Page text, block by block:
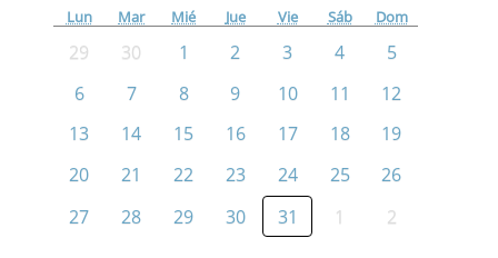
Lun Mar Mié Jue Vie Sáb Dom
29 30 1 2 3 4
5
6
7 8 9 10 11
12
13
14 15 16 17 18
19
20
21 22 23 24 25
26
27
28 29 30 31 1 2